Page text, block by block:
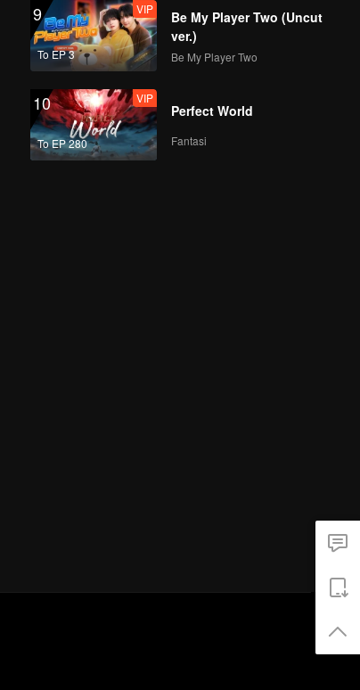
9
To EP 3
VIP
Be My Player Two (Uncut
ver.)
Be My Player Two
10
To EP 280
VIP
Perfect World
Fantasi